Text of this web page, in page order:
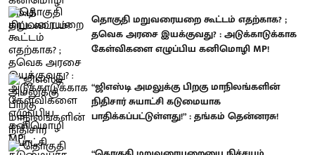
தொகுதி மறுவரையறை கூட்டம் எதற்காக? ;
தவெக அரசை இயக்குவது? : அடுக்காடுக்காக
கேள்விகளை எழுப்பிய கனிமொழி MP!
“ஜிஎஸ்டி அமலுக்கு பிறகு மாநிலங்களின்
நிதிசார் சுயாட்சி கடுமையாக
பாதிக்கப்பட்டுள்ளது!” : தங்கம் தென்னரசு!